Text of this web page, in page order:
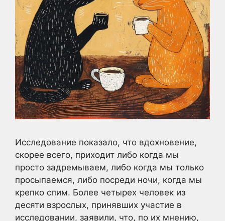
Исследование показало, что вдохновение,
скорее всего, приходит либо когда мы
просто задремываем, либо когда мы только
просыпаемся, либо посреди ночи, когда мы
крепко спим. Более четырех человек из
десяти взрослых, принявших участие в
исследовании, заявили, что, по их мнению,